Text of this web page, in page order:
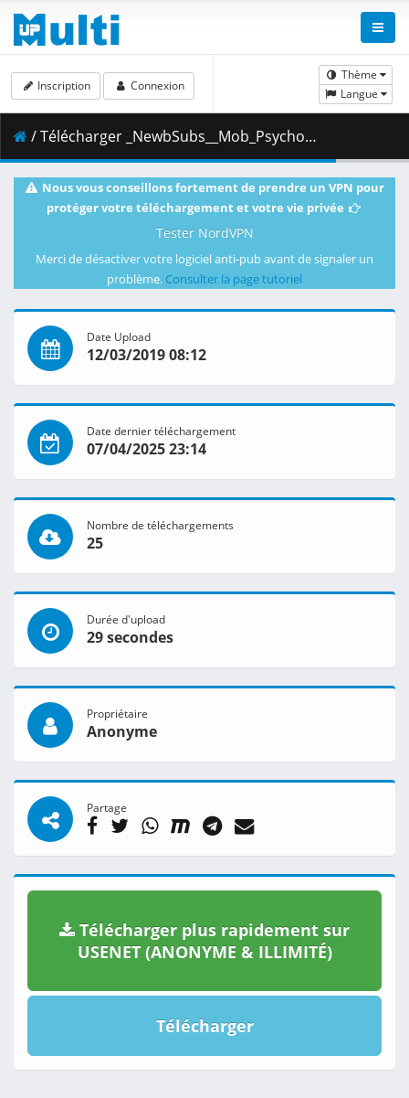
Thème
Langue
Inscription Connexion
/ Télécharger _NewbSubs__Mob_Psycho_100_04__1080p_Blu-ray_x265_Dual_Audio__C8AE0C75_.mkv.001 ( 344.53 MB )
Nous vous conseillons fortement de prendre un VPN pour
protéger votre téléchargement et votre vie privée
Tester NordVPN
Merci de désactiver votre logiciel anti-pub avant de signaler un
problème. Consulter la page tutoriel
Date Upload
12/03/2019 08:12
Date dernier téléchargement
07/04/2025 23:14
Nombre de téléchargements
25
Durée d'upload
29 secondes
Propriétaire
Anonyme
Partage
Télécharger plus rapidement sur
USENET (ANONYME & ILLIMITÉ)
Télécharger